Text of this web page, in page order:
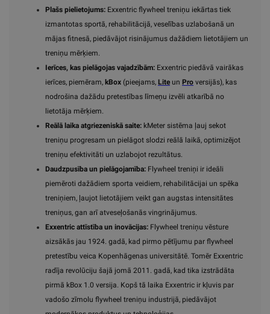
Plašs pielietojums: Exxentric flywheel treniņu iekārtas tiek
izmantotas sportā, rehabilitācijā, veselības uzlabošanā un
mājas fitnesā, piedāvājot risinājumus dažādiem lietotājiem un
treniņu mērķiem.
Ierīces, kas pielāgojas vajadzībām: Exxentric piedāvā vairākas
ierīces, piemēram, kBox (pieejams, Lite un Pro versijās), kas
nodrošina dažādu pretestības līmeņu izvēli atkarībā no
lietotāja mērķiem.
Reālā laika atgriezeniskā saite: kMeter sistēma ļauj sekot
treniņu progresam un pielāgot slodzi reālā laikā, optimizējot
treniņu efektivitāti un uzlabojot rezultātus.
Daudzpusība un pielāgojamība: Flywheel treniņi ir ideāli
piemēroti dažādiem sporta veidiem, rehabilitācijai un spēka
treniņiem, ļaujot lietotājiem veikt gan augstas intensitātes
treniņus, gan arī atveseļošanās vingrinājumus.
Exxentric attīstība un inovācijas: Flywheel treniņu vēsture
aizsākās jau 1924. gadā, kad pirmo pētījumu par flywheel
pretestību veica Kopenhāgenas universitātē. Tomēr Exxentric
radīja revolūciju šajā jomā 2011. gadā, kad tika izstrādāta
pirmā kBox 1.0 versija. Kopš tā laika Exxentric ir kļuvis par
vadošo zīmolu flywheel treniņu industrijā, piedāvājot